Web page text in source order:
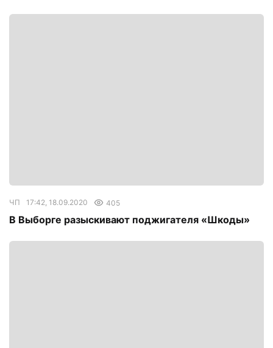
ЧП 17:42, 18.09.2020 405
В Выборге разыскивают поджигателя «Шкоды»